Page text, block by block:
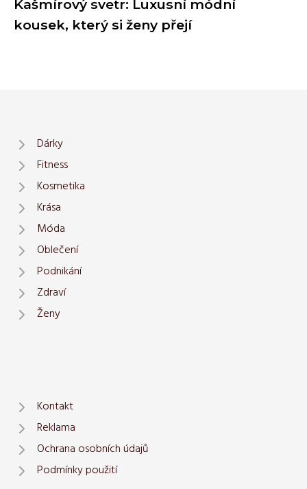
Kašmírový svetr: Luxusní módní
kousek, který si ženy přejí
Dárky
Fitness
Kosmetika
Krása
Móda
Oblečení
Podnikání
Zdraví
Ženy
Kontakt
Reklama
Ochrana osobních údajů
Podmínky použití